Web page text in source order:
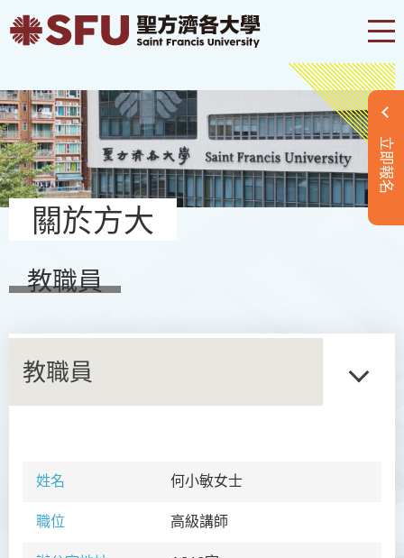
立即報名
關於方大
教職員
教職員
姓名 何小敏女士
職位 高級講師